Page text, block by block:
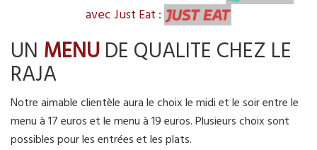
avec Just Eat :
UN MENUDE QUALITE CHEZ LE
RAJA
Notre aimable clientèle aura le choix le midi et le soir entre le
menu à 17 euros et le menu à 19 euros. Plusieurs choix sont
possibles pour les entrées et les plats.